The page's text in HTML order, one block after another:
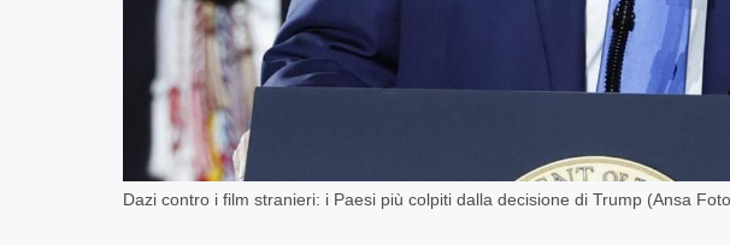
Dazi contro i film stranieri: i Paesi più colpiti dalla decisione di Trump (Ansa